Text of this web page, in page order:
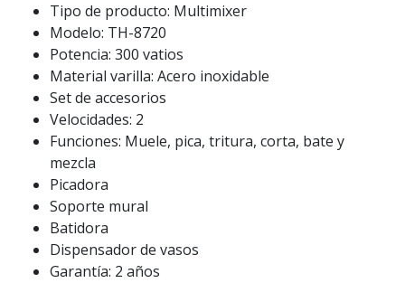
Tipo de producto: Multimixer
Modelo: TH-8720
Potencia: 300 vatios
Material varilla: Acero inoxidable
Set de accesorios
Velocidades: 2
Funciones: Muele, pica, tritura, corta, bate y
mezcla
Picadora
Soporte mural
Batidora
Dispensador de vasos
Garantía: 2 años